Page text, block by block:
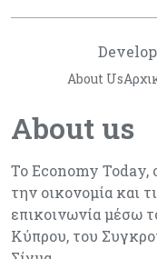
About us
Το Economy Today,
την οικονομία και
επικοινωνία μέσω
Κύπρου, του
About Us